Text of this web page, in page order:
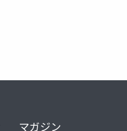
マガジン